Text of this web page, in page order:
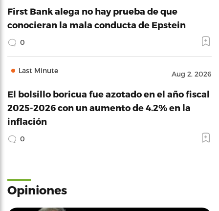
First Bank alega no hay prueba de que
conocieran la mala conducta de Epstein
0
Last Minute Aug 2, 2026
El bolsillo boricua fue azotado en el año fiscal
2025-2026 con un aumento de 4.2% en la
inflación
0
Opiniones